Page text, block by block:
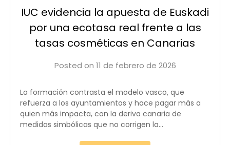
IUC evidencia la apuesta de Euskadi
por una ecotasa real frente a las
tasas cosméticas en Canarias
Posted on 11 de febrero de 2026
La formación contrasta el modelo vasco, que
refuerza a los ayuntamientos y hace pagar más a
quien más impacta, con la deriva canaria de
medidas simbólicas que no corrigen la…